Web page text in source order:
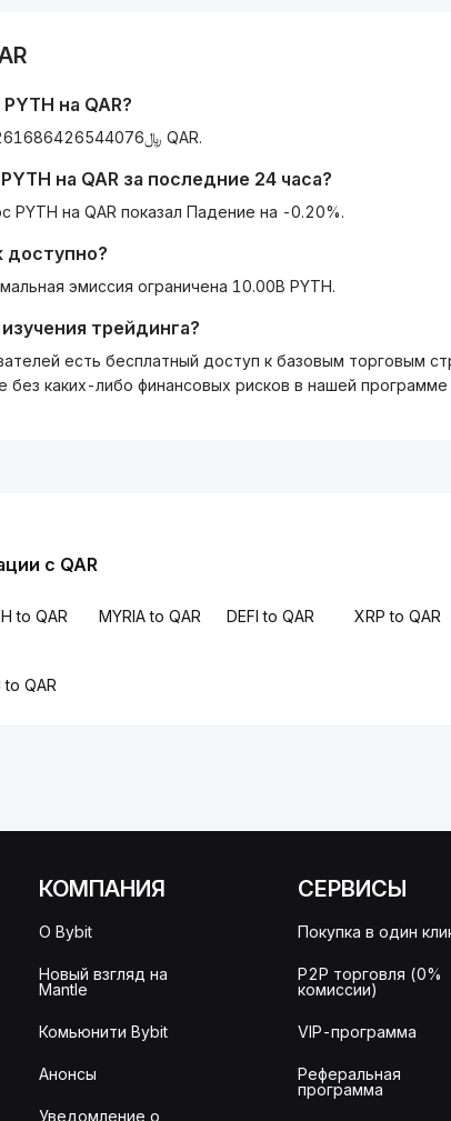
PYTH на QAR?
Сегодня 1 PYTH эквивалентен ﷼0.14261686426544076 QAR.
PYTH на QAR за последние 24 часа?
PYTH на QAR показал Падение на -0.20%.
доступно?
эмиссия ограничена 10.00B PYTH.
трейдинга?
есть бесплатный доступ к базовым торговым
без каких-либо финансовых рисков в нашей
с QAR
to QAR MYRIA to QAR DEFI to QAR XRP to QAR
to QAR
КОМПАНИЯ
О Bybit
Новый взгляд на
Mantle
Комьюнити Bybit
Анонсы
Уведомление о
СЕРВИСЫ
Покупка в один
P2P торговля (0%
комиссии)
VIP-программа
Реферальная
программа